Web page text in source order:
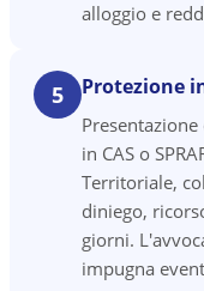
alloggio e
5 Protezione
in CAS o
Territoriale,
diniego,
giorni.
impugna